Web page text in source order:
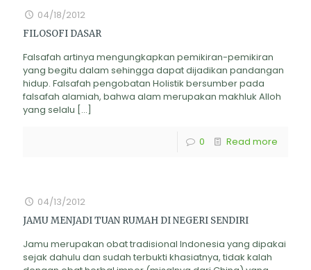
04/18/2012
FILOSOFI DASAR
Falsafah artinya mengungkapkan pemikiran-pemikiran
yang begitu dalam sehingga dapat dijadikan pandangan
hidup. Falsafah pengobatan Holistik bersumber pada
falsafah alamiah, bahwa alam merupakan makhluk Alloh
yang selalu […]
0 Read more
04/13/2012
JAMU MENJADI TUAN RUMAH DI NEGERI SENDIRI
Jamu merupakan obat tradisional Indonesia yang dipakai
sejak dahulu dan sudah terbukti khasiatnya, tidak kalah